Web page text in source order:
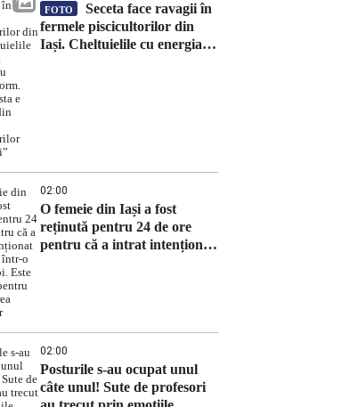
FOTO
Seceta face ravagii în
fermele piscicultorilor din
Iași. Cheltuielile cu energia
02:00
O femeie din Iași a fost
reținută pentru 24 de ore
pentru că a intrat intenționat
02:00
Posturile s-au ocupat unul
câte unul! Sute de profesori